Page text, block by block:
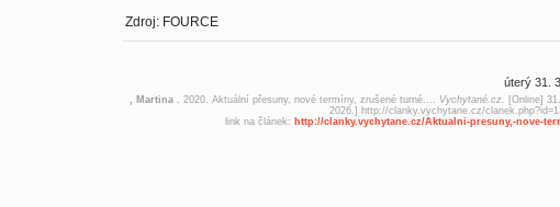
Zdroj: FOURCE
úterý 31.
, Martina . 2020. Aktuální přesuny, nové termíny, zrušené turné.... Vychytané.cz. [Online]
2026.] http://clanky.vychytane.cz/
link na článek: http://clanky.vychytane.cz/Aktualni-presuny,-nove-